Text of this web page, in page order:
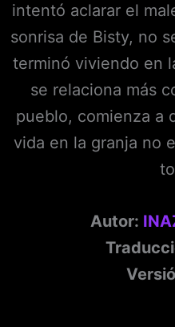
intentó aclarar el
sonrisa de Bisty, no
terminó viviendo en
se relaciona más
pueblo, comienza a
vida en la granja no
Autor: